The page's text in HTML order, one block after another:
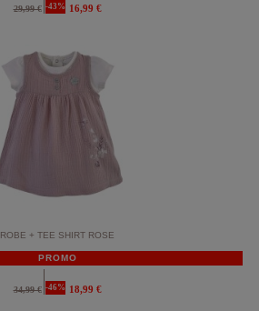
29,99 € -43% 16,99 €
ROBE + TEE SHIRT ROSE
PROMO
34,99 € -46% 18,99 €